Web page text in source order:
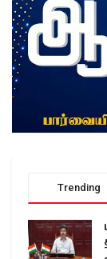
Trending